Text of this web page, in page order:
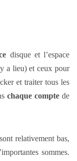
disque et l’espace
a lieu) et ceux pour
et traiter tous les
chaque compte de
relativement bas,
sommes.